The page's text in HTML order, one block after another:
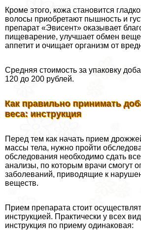
Кроме этого, кожа становится
волосы приобретают пышность и
препарат «Эвисент» оказывает
пищеварение, улучшает обмен
аппетит и очищает организм от
Средняя стоимость за упаковку
120 до 200 рублей.
Как правильно принимать
веса: инструкция
Перед тем как начать прием
массы тела, нужно пройти
обследования необходимо сдать
анализы, по которым врачи смогут
заболеваний, приводящие к
веществ.
Прием препарата стоит
инструкцией. Пpaктически у всех
инструкция по приему одинаковая: